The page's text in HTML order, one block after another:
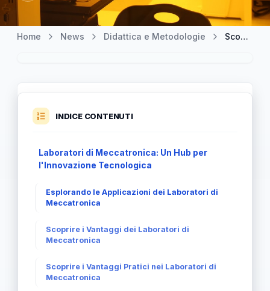
Home News Didattica e Metodologie Scopri il Mondo Affascinante dei Laboratori di Meccatronica
INDICE CONTENUTI
Laboratori di Meccatronica: Un Hub per
l'Innovazione Tecnologica
Esplorando le Applicazioni dei Laboratori di
Meccatronica
Scoprire i Vantaggi dei Laboratori di
Meccatronica
Scoprire i Vantaggi Pratici nei Laboratori di
Meccatronica